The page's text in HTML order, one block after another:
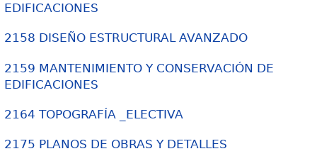
EDIFICACIONES
2158 DISEÑO ESTRUCTURAL AVANZADO
2159 MANTENIMIENTO Y CONSERVACIÓN DE
EDIFICACIONES
2164 TOPOGRAFÍA _ELECTIVA
2175 PLANOS DE OBRAS Y DETALLES